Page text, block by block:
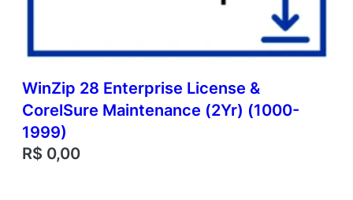
WinZip 28 Enterprise License &
CorelSure Maintenance (2Yr) (1000-
1999)
R$ 0,00